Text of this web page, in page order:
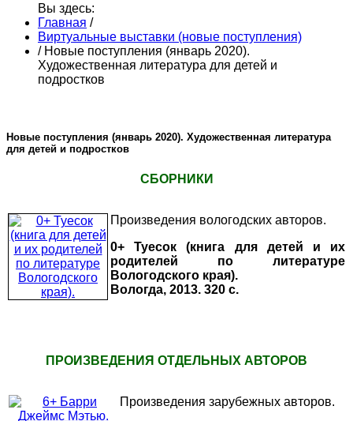
Вы здесь:
Главная /
Виртуальные выставки (новые поступления)
/ Новые поступления (январь 2020).
Художественная литература для детей и
подростков
Новые поступления (январь 2020). Художественная литература
для детей и подростков
СБОРНИКИ
Произведения вологодских авторов.
0+ Туесок (книга для детей и их
родителей по литературе
Вологодского края).
Вологда, 2013. 320 с.
ПРОИЗВЕДЕНИЯ ОТДЕЛЬНЫХ АВТОРОВ
Произведения зарубежных авторов.